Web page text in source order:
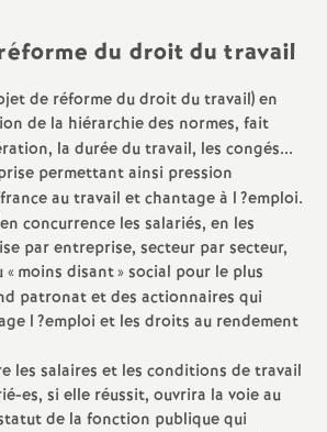
a
t
i
o
n
a
l
du droit du travail
de réforme du droit du travail) en
de la hiérarchie des normes, fait
la durée du travail, les congés...
permettant ainsi pression
au travail et chantage à l?emploi.
concurrence les salariés, en les
par entreprise, secteur par secteur,
«moins disant» social pour le plus
patronat et des actionnaires qui
l?emploi et les droits au rendement
les salaires et les conditions de travail
es, si elle réussit, ouvrira la voie au
de la fonction publique qui